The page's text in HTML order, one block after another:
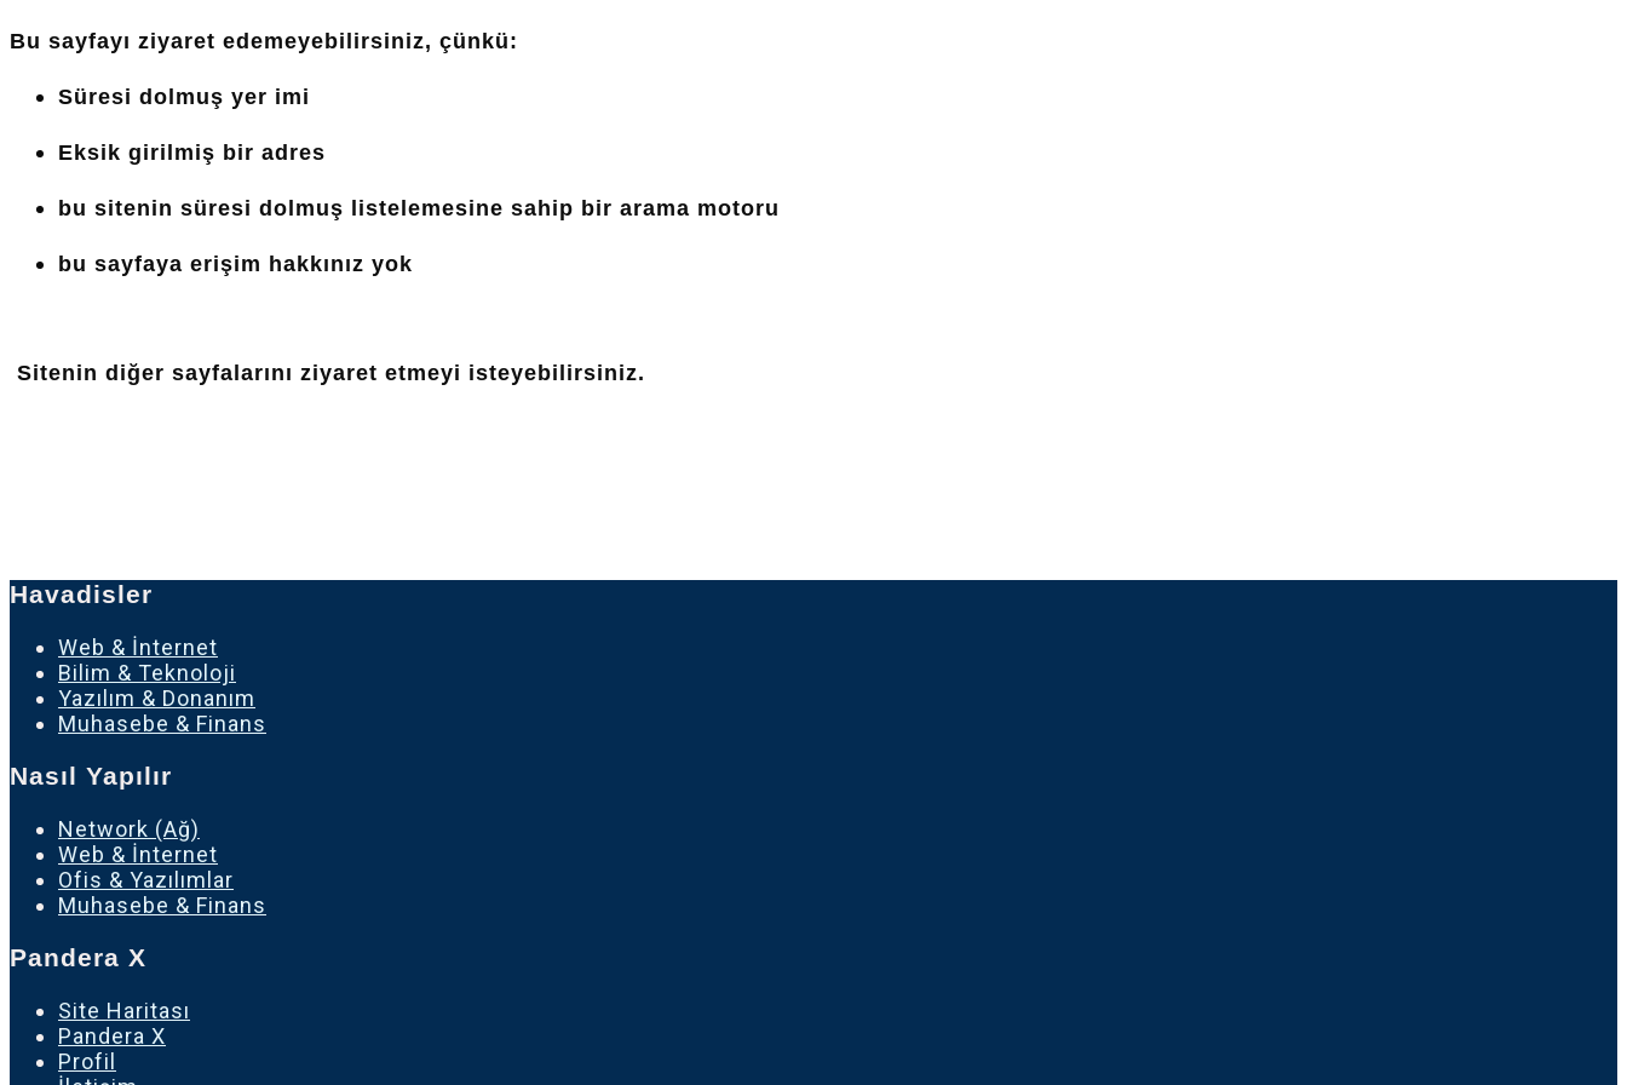
Bu sayfayı ziyaret edemeyebilirsiniz, çünkü:
Süresi dolmuş yer imi
Eksik girilmiş bir adres
bu sitenin süresi dolmuş listelemesine sahip bir arama motoru
bu sayfaya erişim hakkınız yok
Sitenin diğer sayfalarını ziyaret etmeyi isteyebilirsiniz.
Havadisler
Web & İnternet
Bilim & Teknoloji
Yazılım & Donanım
Muhasebe & Finans
Nasıl Yapılır
Network (Ağ)
Web & İnternet
Ofis & Yazılımlar
Muhasebe & Finans
Pandera X
Site Haritası
Pandera X
Profil